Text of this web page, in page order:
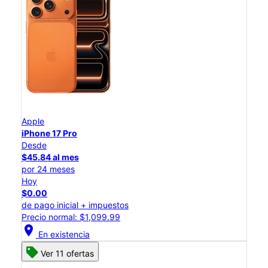
Apple
iPhone 17 Pro
Desde
$45.84 al mes
por 24 meses
Hoy
$0.00
de pago inicial + impuestos
Precio normal: $1,099.99
location_on En existencia
Ver 11 ofertas